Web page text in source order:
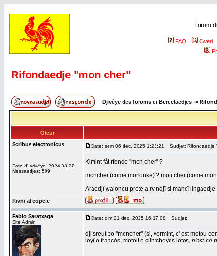
Forom
FAQ
Cweri
Rifondaedje "mon cher"
Djivêye des foroms di Berdelaedjes ->
Oteur
Scribus electronicus
Date d' arivêye: 2024-03-30
Messaedjes: 509
Date: sem 06 dec, 2025 1:23:21 Sudjet: Rifondaedje
Kimint fåt rfonde "mon cher" ?
moncher (come mononke) ? mon cher (come
Araedjî waloneu prete a rvindjî si mancî lingaedje
Rivni al copete
Pablo Saratxaga
Site Admin
Date: dim 21 dec, 2025 16:17:08 Sudjet:
dji sreut po "moncher" (si, vormint, c' est metou
leyî e francès, motoit e clintcheyès letes, n'est-ce